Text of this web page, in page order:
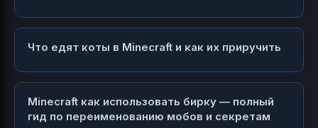
Что едят коты в Minecraft и как их приручить
Minecraft как использовать бирку — полный
гид по переименованию мобов и секретам